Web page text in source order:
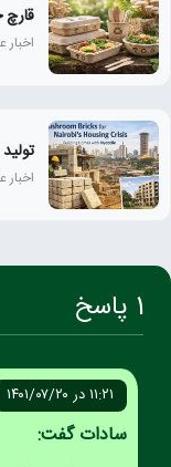
1 پاسخ
۱۱:۲۱ در ۱۴۰۱/۰۷/۲۰
سادات گفت: